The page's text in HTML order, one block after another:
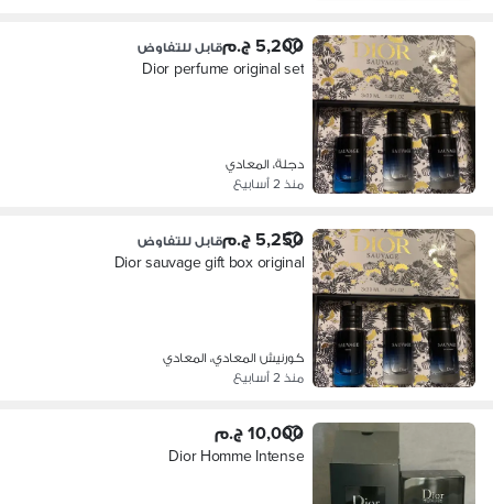
5,200 ج.م قابل للتفاوض
Dior perfume original set
دجلة، المعادي
منذ 2 أسابيع
5,250 ج.م قابل للتفاوض
Dior sauvage gift box original
كورنيش المعادي، المعادي
منذ 2 أسابيع
10,000 ج.م
Dior Homme Intense